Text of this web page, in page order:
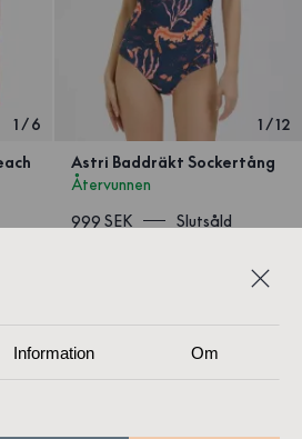
1/6
1/12
Astri Baddräkt Sockertång
Återvunnen
999 SEK
Slutsåld
Information Om